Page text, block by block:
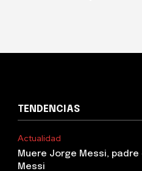
TENDENCIAS
Actualidad
Muere Jorge Messi, padre
Messi